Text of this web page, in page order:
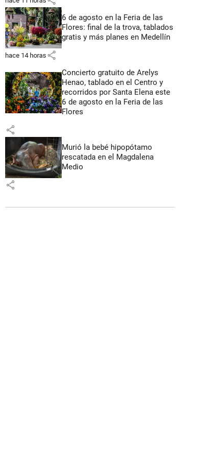
6 de agosto en la Feria de las
Flores: final de la trova, tablados
gratis y más planes en Medellín
hace 14 horas share
Concierto gratuito de Arelys
Henao, tablado en el Centro y
recorridos por Santa Elena este
6 de agosto en la Feria de las
Flores
share
Murió la bebé hipopótamo
rescatada en el Magdalena
Medio
share